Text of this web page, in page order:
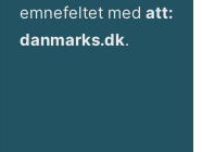
emnefeltet med att:
danmarks.dk.